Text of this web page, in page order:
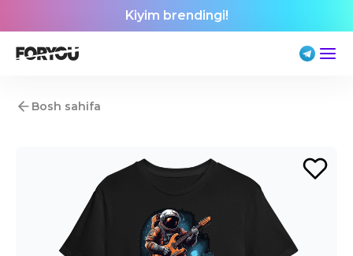
Kiyim brendingi!
Bosh sahifa